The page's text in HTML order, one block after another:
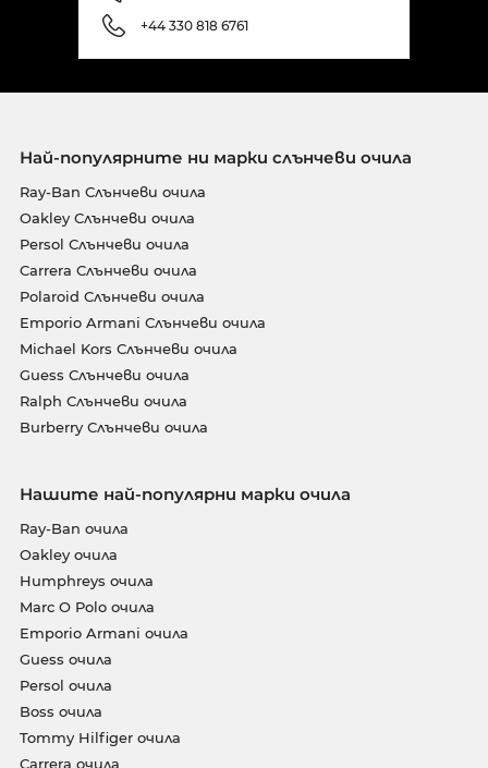
+44 330 818 6761
Най-популярните ни марки слънчеви очила
Ray-Ban Слънчеви очила
Oakley Слънчеви очила
Persol Слънчеви очила
Carrera Слънчеви очила
Polaroid Слънчеви очила
Emporio Armani Слънчеви очила
Michael Kors Слънчеви очила
Guess Слънчеви очила
Ralph Слънчеви очила
Burberry Слънчеви очила
Нашите най-популярни марки очила
Ray-Ban очила
Oakley очила
Humphreys очила
Marc O Polo очила
Emporio Armani очила
Guess очила
Persol очила
Boss очила
Tommy Hilfiger очила
Carrera очила